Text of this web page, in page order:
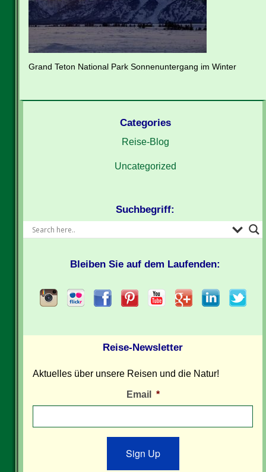
Grand Teton National Park Sonnenuntergang im Winter
Categories
Reise-Blog
Uncategorized
Suchbegriff:
Bleiben Sie auf dem Laufenden:
Reise-Newsletter
Aktuelles über unsere Reisen und die Natur!
Email *
Sign Up